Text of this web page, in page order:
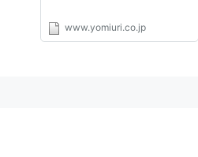
www.yomiuri.co.jp